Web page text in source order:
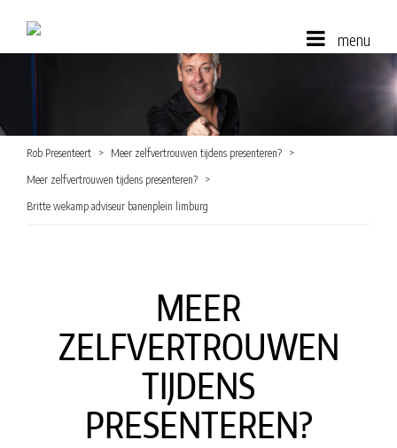
menu
Rob Presenteert
Meer zelfvertrouwen tijdens presenteren?
Meer zelfvertrouwen tijdens presenteren?
Britte wekamp adviseur banenplein limburg
MEER
ZELFVERTROUWEN
TIJDENS
PRESENTEREN?